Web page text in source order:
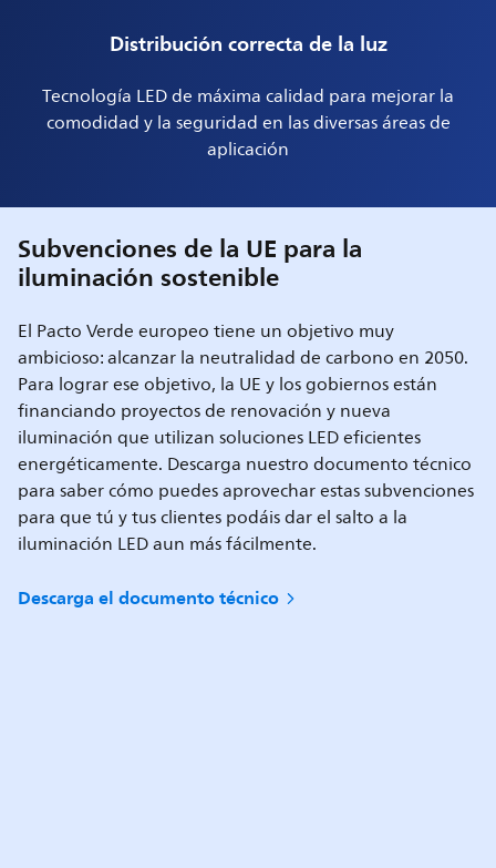
Distribución correcta de la luz
Tecnología LED de máxima calidad para mejorar la
comodidad y la seguridad en las diversas áreas de
aplicación
Subvenciones de la UE para la
iluminación sostenible
El Pacto Verde europeo tiene un objetivo muy
ambicioso: alcanzar la neutralidad de carbono en 2050.
Para lograr ese objetivo, la UE y los gobiernos están
financiando proyectos de renovación y nueva
iluminación que utilizan soluciones LED eficientes
energéticamente. Descarga nuestro documento técnico
para saber cómo puedes aprovechar estas subvenciones
para que tú y tus clientes podáis dar el salto a la
iluminación LED aun más fácilmente.
Descarga el documento técnico